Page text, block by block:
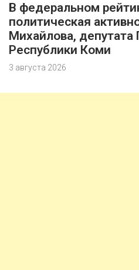
В федеральном
политическая
Михайлова, депутата
Республики Коми
3 августа 2026